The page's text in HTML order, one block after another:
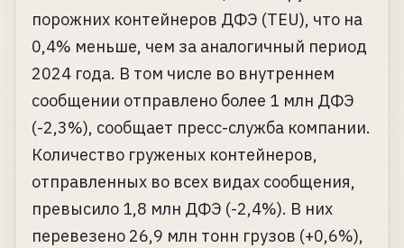
порожних контейнеров ДФЭ (TEU), что на
0,4% меньше, чем за аналогичный период
2024 года. В том числе во внутреннем
сообщении отправлено более 1 млн ДФЭ
(-2,3%), сообщает пресс-служба компании.
Количество груженых контейнеров,
отправленных во всех видах сообщения,
превысило 1,8 млн ДФЭ (-2,4%). В них
перевезено 26,9 млн тонн грузов (+0,6%),